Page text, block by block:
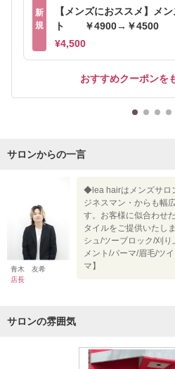
新
規
【メンズにおススメ】メ
ト ￥4900→￥4500
¥4,500
おすすめクーポンを
サロンからの一言
青木 友希
店長
◆lea hairはメンズサロ
ジネスマン・からも幅
す。お客様に似合わせ
タイルをご提供いたし
シュ/ツーブロック/刈
メント/パーマ/眉毛/ツ
マ】
サロンの雰囲気